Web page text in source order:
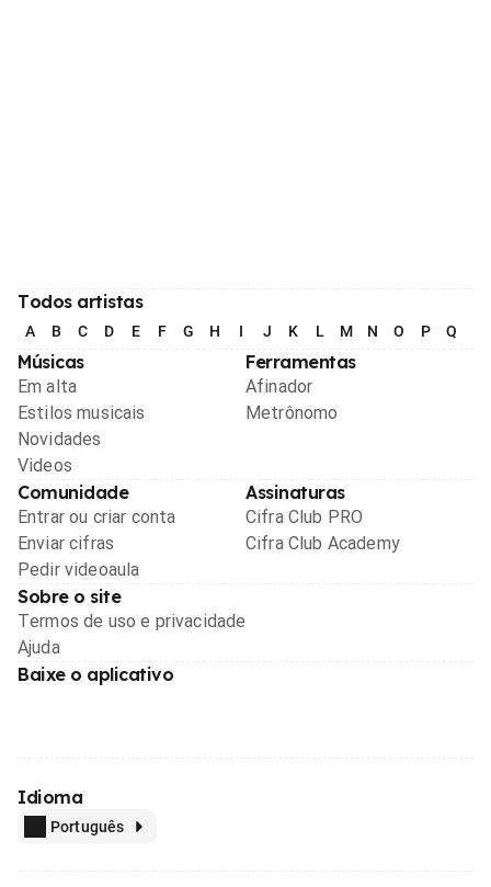
Todos artistas
A B C D E F G H I J K L M N O P Q
Músicas
Em alta
Estilos musicais
Novidades
Videos
Ferramentas
Afinador
Metrônomo
Comunidade
Entrar ou criar conta
Enviar cifras
Pedir videoaula
Assinaturas
Cifra Club PRO
Cifra Club Academy
Sobre o site
Termos de uso e privacidade
Ajuda
Baixe o aplicativo
Idioma
Português